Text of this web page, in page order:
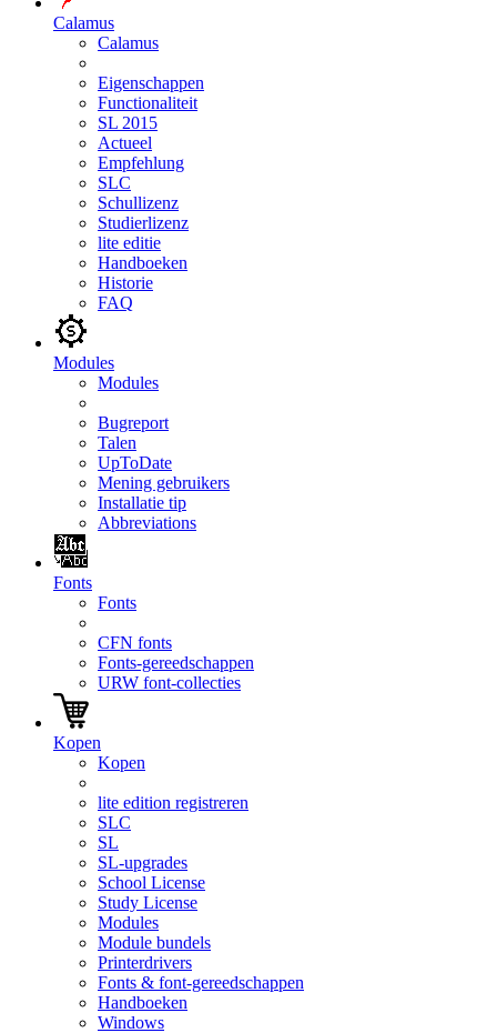
Calamus
Calamus
Eigenschappen
Functionaliteit
SL 2015
Actueel
Empfehlung
SLC
Schullizenz
Studierlizenz
lite editie
Handboeken
Historie
FAQ
Modules
Modules
Bugreport
Talen
UpToDate
Mening gebruikers
Installatie tip
Abbreviations
Fonts
Fonts
CFN fonts
Fonts-gereedschappen
URW font-collecties
Kopen
Kopen
lite edition registreren
SLC
SL
SL-upgrades
School License
Study License
Modules
Module bundels
Printerdrivers
Fonts & font-gereedschappen
Handboeken
Windows